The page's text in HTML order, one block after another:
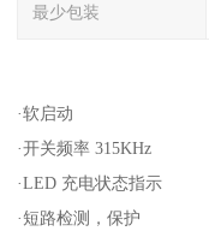
最少包装
·软启动
·开关频率 315KHz
·LED 充电状态指示
·短路检测，保护